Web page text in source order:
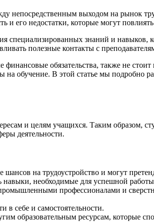
выходом на рынок
и его недостатки, которые могут
специализированных знаний и
полезные контакты с
финансовые обязательства, также не
на обучение. В этой статье мы подробно
и целям учащихся. Таким образом,
деятельности.
на трудоустройство и могут
навыки, необходимые для успешной
профессионалами и
в себе и самостоятельности.
образовательным ресурсам, которые